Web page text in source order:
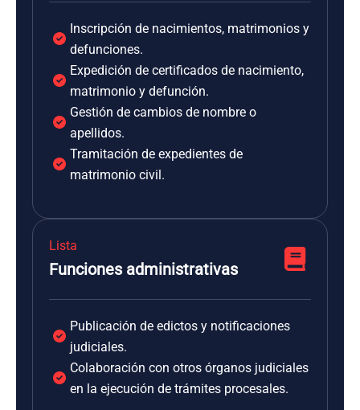
Inscripción de nacimientos, matrimonios y
defunciones.
Expedición de certificados de nacimiento,
matrimonio y defunción.
Gestión de cambios de nombre o
apellidos.
Tramitación de expedientes de
matrimonio civil.
Lista
Funciones administrativas
Publicación de edictos y notificaciones
judiciales.
Colaboración con otros órganos judiciales
en la ejecución de trámites procesales.